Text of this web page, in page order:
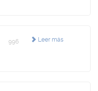
Leer más
996